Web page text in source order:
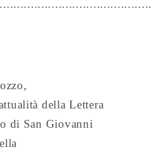
della Lettera
di San Giovanni